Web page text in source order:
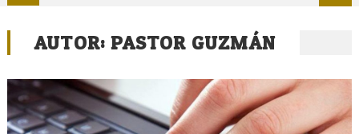
AUTOR:PASTOR GUZMÁN